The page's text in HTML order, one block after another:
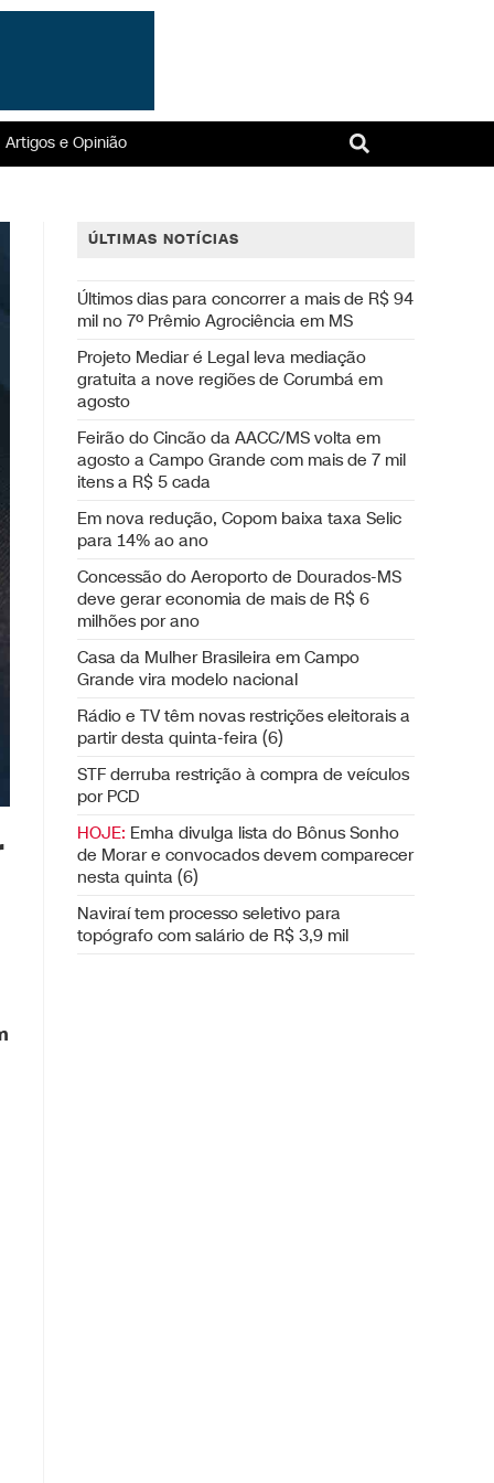
Artigos e Opinião
ÚLTIMAS NOTÍCIAS
Últimos dias para concorrer a mais de R$ 94
mil no 7º Prêmio Agrociência em MS
Projeto Mediar é Legal leva mediação
gratuita a nove regiões de Corumbá em
agosto
Feirão do Cincão da AACC/MS volta em
agosto a Campo Grande com mais de 7 mil
itens a R$ 5 cada
Em nova redução, Copom baixa taxa Selic
para 14% ao ano
Concessão do Aeroporto de Dourados-MS
deve gerar economia de mais de R$ 6
milhões por ano
Casa da Mulher Brasileira em Campo
Grande vira modelo nacional
Rádio e TV têm novas restrições eleitorais a
partir desta quinta-feira (6)
STF derruba restrição à compra de veículos
por PCD
HOJE: Emha divulga lista do Bônus Sonho
de Morar e convocados devem comparecer
nesta quinta (6)
Naviraí tem processo seletivo para
topógrafo com salário de R$ 3,9 mil